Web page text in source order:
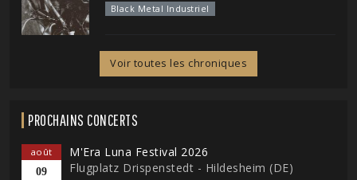
Black Metal Industriel
Voir toutes les chroniques
PROCHAINS CONCERTS
août
09
M'Era Luna Festival 2026
Flugplatz Drispenstedt - Hildesheim (DE)